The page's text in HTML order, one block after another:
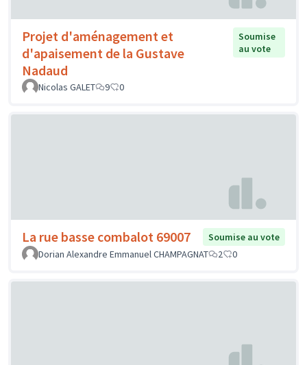
Projet d'aménagement et
d'apaisement de la Gustave
Nadaud
Soumise
au vote
Nicolas GALET 9 0
La rue basse combalot 69007
Soumise au vote
Dorian Alexandre Emmanuel CHAMPAGNAT
2 0